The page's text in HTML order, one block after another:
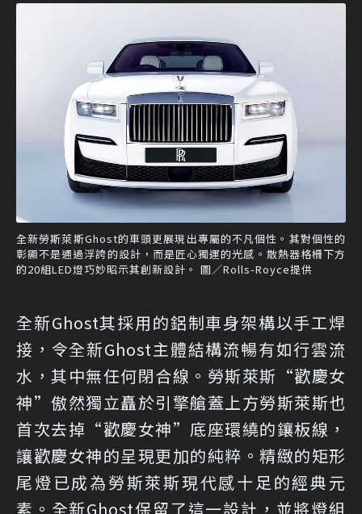
全新勞斯萊斯Ghost的車頭更展現出專屬的不凡個性。其對個性的
彰顯不是通過浮誇的設計，而是匠心獨運的光感。散熱器格柵下方
的20組LED燈巧妙昭示其創新設計。 圖／Rolls-Royce提供
全新Ghost其採用的鋁制車身架構以手工焊
接，令全新Ghost主體結構流暢有如行雲流
水，其中無任何閉合線。勞斯萊斯“歡慶女
神”傲然獨立矗於引擎艙蓋上方勞斯萊斯也
首次去掉“歡慶女神”底座環繞的鑲板線，
讓歡慶女神的呈現更加的純粹。精緻的矩形
尾燈已成為勞斯萊斯現代感十足的經典元
素。全新Ghost保留了這一設計，並將燈組